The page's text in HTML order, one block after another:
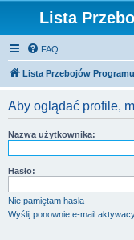
Lista
FAQ
Lista Przebojów
Aby oglądać profile,
Nazwa użytkownika:
Hasło:
Nie pamiętam hasła
Wyślij ponownie e-mail